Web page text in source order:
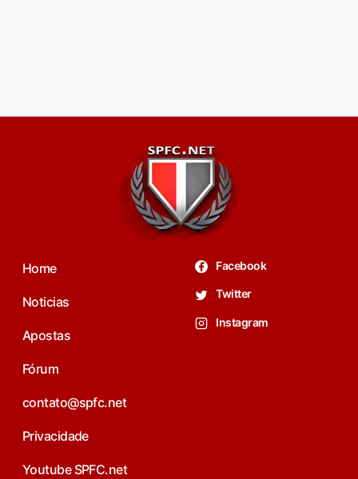
Home
Noticias
Apostas
Fórum
contato@spfc.net
Privacidade
Youtube SPFC.net
Facebook
Twitter
Instagram